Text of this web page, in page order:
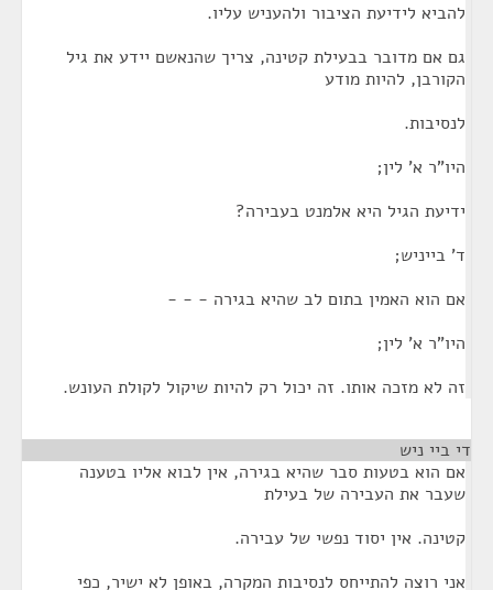
להביא לידיעת הציבור ולהעניש עליו.
גם אם מדובר בבעילת קטינה, צריך שהנאשם יידע את גיל
הקורבן, להיות מודע
לנסיבות.
היו"ר א' לין;
ידיעת הגיל היא אלמנט בעבירה?
ד' בייניש;
אם הוא האמין בתום לב שהיא בגירה - - -
היו"ר א' לין;
זה לא מזכה אותו. זה יכול רק להיות שיקול לקולת העונש.
די ביי ניש
אם הוא בטעות סבר שהיא בגירה, אין לבוא אליו בטענה
שעבר את העבירה של בעילת
קטינה. אין יסוד נפשי של עבירה.
אני רוצה להתייחס לנסיבות המקרה, באופן לא ישיר, כפי